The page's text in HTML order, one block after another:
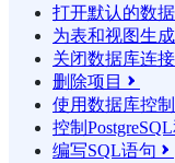
打开默认的数
为表和视图生
关闭数据库连接
删除项目 
使用数据库控
控制
编写SQL语句 